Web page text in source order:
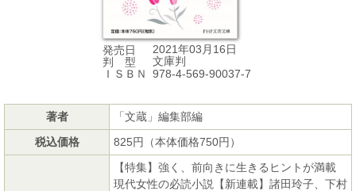
発売日
2021年03月16日
判 型
文庫判
ＩＳＢＮ
978-4-569-90037-7
著者
「文蔵」編集部編
税込価格
825円（本体価格750円）
【特集】強く、前向きに生きるヒントが満載
現代女性の必読小説【新連載】諸田玲子、下村